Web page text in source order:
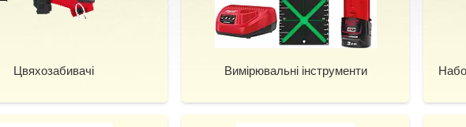
Цвяхозабивачі Вимірювальні інструменти